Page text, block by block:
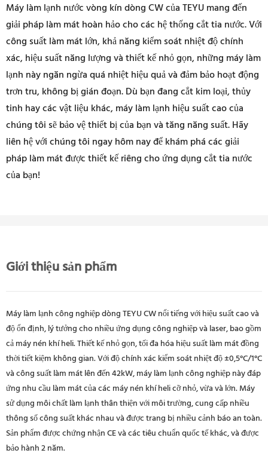
Máy làm lạnh nước vòng kín dòng CW của TEYU mang đến
giải pháp làm mát hoàn hảo cho các hệ thống cắt tia nước. Với
công suất làm mát lớn, khả năng kiểm soát nhiệt độ chính
xác, hiệu suất năng lượng và thiết kế nhỏ gọn, những máy làm
lạnh này ngăn ngừa quá nhiệt hiệu quả và đảm bảo hoạt động
trơn tru, không bị gián đoạn. Dù bạn đang cắt kim loại, thủy
tinh hay các vật liệu khác, máy làm lạnh hiệu suất cao của
chúng tôi sẽ bảo vệ thiết bị của bạn và tăng năng suất. Hãy
liên hệ với chúng tôi ngay hôm nay để khám phá các giải
pháp làm mát được thiết kế riêng cho ứng dụng cắt tia nước
của bạn!
Giới thiệu sản phẩm
Máy làm lạnh công nghiệp dòng TEYU CW nổi tiếng với hiệu suất cao và
độ ổn định, lý tưởng cho nhiều ứng dụng công nghiệp và laser, bao gồm
cả máy nén khí heli. Thiết kế nhỏ gọn, tối đa hóa hiệu suất làm mát đồng
thời tiết kiệm không gian. Với độ chính xác kiểm soát nhiệt độ ±0,5°C/1°C
và công suất làm mát lên đến 42kW, máy làm lạnh công nghiệp này đáp
ứng nhu cầu làm mát của các máy nén khí heli cỡ nhỏ, vừa và lớn. Máy
sử dụng môi chất làm lạnh thân thiện với môi trường, cung cấp nhiều
thông số công suất khác nhau và được trang bị nhiều cảnh báo an toàn.
Sản phẩm được chứng nhận CE và các tiêu chuẩn quốc tế khác, và được
bảo hành 2 năm.